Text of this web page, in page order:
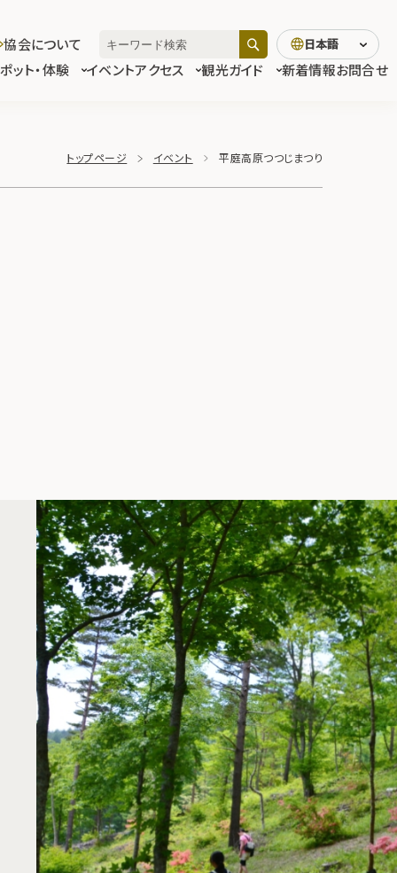
ット・体験 イベントアクセス 観光ガイド 新着情報お問合せ
協会について 日本語
トップページ イベント 平庭高原つつじまつり